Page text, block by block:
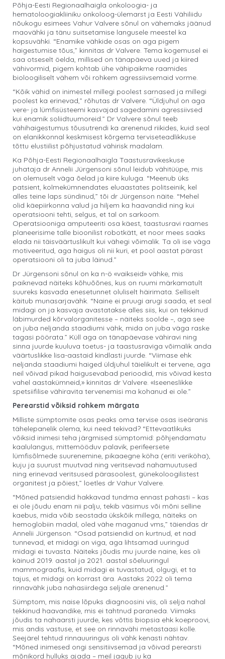
Põhja-Eesti Regionaalhaigla onkoloogia- ja
hematoloogiakliiniku onkoloog-ülemarst ja Eesti Vähiliidu
nõukogu esimees Vahur Valvere sõnul on vähemaks jäänud
maovähki ja tänu suitsetamise langusele meestel ka
kopsuvähki. “Enamike vähkide osas on aga pigem
haigestumise tõus,” kinnitas dr Valvere. Tema kogemusel ei
saa otseselt öelda, millised on tänapäeva uued ja kiired
vähivormid, pigem kohtab ühe vähipaikme raamides
bioloogiliselt vähem või rohkem agressiivsemaid vorme.
“Kõik vähid on inimestel millegi poolest sarnased ja millegi
poolest ka erinevad,” rõhutas dr Valvere. “Üldjuhul on aga
vere- ja lümfisüsteemi kasvajad sagedamini agressiivsed
kui enamik soliidtuumoreid.” Dr Valvere sõnul teeb
vähihaigestumus tõusutrendi ka arenenud riikides, kuid seal
on elanikkonnal keskmisest kõrgema terviseteadlikkuse
tõttu elustiilist põhjustatud vähirisk madalam.
Ka Põhja-Eesti Regionaalhaigla Taastusravikeskuse
juhataja dr Annelii Jürgensoni sõnul leidub vähitüüpe, mis
on olemuselt väga õelad ja kiire kuluga. “Meenub üks
patsient, kolmekümnendates eluaastates politseinik, kel
alles teine laps sündinud,” tõi dr Jürgenson näite. “Mehel
olid käepiirkonna valud ja hiljem ka haavandid ning kui
operatsiooni tehti, selgus, et tal on sarkoom.
Operatsiooniga amputeeriti osa käest, taastusravi raames
planeerisime talle bioonilist robotkätt, et noor mees saaks
elada nii täisväärtuslikult kui vähegi võimalik. Ta oli ise väga
motiveeritud, aga haigus oli nii kuri, et pool aastat pärast
operatsiooni oli ta juba läinud.”
Dr Jürgensoni sõnul on ka n-ö «vaikseid» vähke, mis
paiknevad näiteks kõhuõõnes, kus on ruumi märkamatult
suureks kasvada enesetunnet oluliselt häirimata. Selliselt
käitub munasarjavähk. “Naine ei pruugi arugi saada, et seal
midagi on ja kasvaja avastatakse alles siis, kui on tekkinud
läbimurded kõrvalorganitesse – näiteks soolde –, aga see
on juba neljanda staadiumi vähk, mida on juba väga raske
tagasi pöörata.” Küll aga on tänapäevase vähiravi ning
sinna juurde kuuluva toetus- ja taastusraviga võimalik anda
väärtuslikke lisa-aastaid kindlasti juurde. “Viimase ehk
neljanda staadiumi haiged üldjuhul täielikult ei tervene, aga
neil võivad pikad haigusevabad perioodid, mis võivad kesta
vahel aastakümneid,» kinnitas dr Valvere. «Iseeneslikke
spetsiifilise vähiravita tervenemisi ma kohanud ei ole.”
Perearstid võiksid rohkem märgata
Milliste sümptomite osas peaks oma tervise osas iseäranis
tähelepanelik olema, kui need tekivad? “Ettevaatlikuks
võiksid inimesi teha järgmised sümptomid: põhjendamatu
kaalulangus, mittemööduv palavik, perifeersete
lümfisõlmede suurenemine, pikaaegne köha (eriti veriköha),
kuju ja suurust muutvad ning veritsevad nahamuutused
ning erinevad veritsused pärasoolest, günekoloogilistest
organitest ja põiest,” loetles dr Vahur Valvere.
“Mõned patsiendid hakkavad tundma ennast pahasti – kas
ei ole jõudu enam nii palju, tekib väsimus või mõni selline
kaebus, mida võib seostada ükskõik millega, näiteks on
hemoglobiin madal, oled vähe maganud vms,” täiendas dr
Annelii Jürgenson. “Osad patsiendid on kurtnud, et nad
tunnevad, et midagi on viga, aga lihtsamad uuringud
midagi ei tuvasta. Näiteks jõudis mu juurde naine, kes oli
käinud 2019. aastal ja 2021. aastal sõeluuringul
mammograafis, kuid midagi ei tuvastatud, olgugi, et ta
tajus, et midagi on korrast ära. Aastaks 2022 oli tema
rinnavähk juba nahasiirdega seljale arenenud.”
Sümptom, mis naise lõpuks diagnoosini viis, oli selja nahal
tekkinud haavandike, mis ei tahtnud paraneda. Viimaks
jõudis ta nahaarsti juurde, kes võttis biopsia ehk koeproovi,
mis andis vastuse, et see on rinnavähi metastaasi kolle.
Seejärel tehtud rinnauuringus oli vähk kenasti nähtav.
“Mõned inimesed ongi sensitiivsemad ja võivad perearsti
mõnikord hulluks ajada – meil jagub ju ka